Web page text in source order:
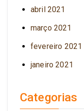
abril 2021
março 2021
fevereiro 2021
janeiro 2021
Categorias